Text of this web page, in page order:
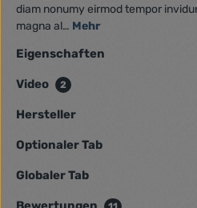
diam nonumy eirmod tempor
magna al… Mehr
Eigenschaften
Video 2
Hersteller
Optionaler Tab
Globaler Tab